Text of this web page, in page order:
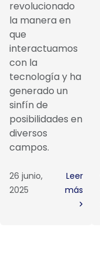
revolucionado
la manera en
que
interactuamos
con la
tecnología y ha
generado un
sinfín de
posibilidades en
diversos
campos.
26 junio,
2025
Leer
más